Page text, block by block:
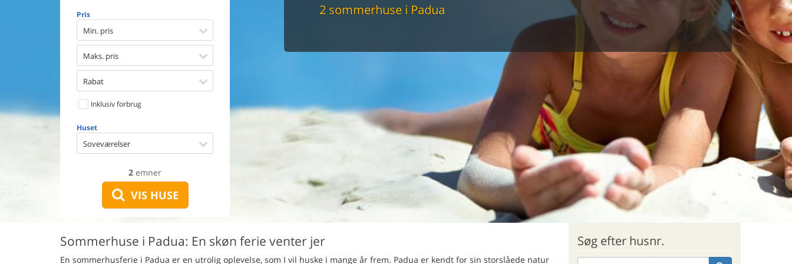
Pris
Min. pris
Maks. pris
Rabat
Inklusiv forbrug
Huset
Soveværelser
2 emner
VIS HUSE
Aircondition
Ladestander til elbil
2 sommerhuse i Padua
Sommerhuse i Padua: En skøn ferie venter jer
En sommerhusferie i Padua er en utrolig oplevelse, som I vil huske i mange år frem. Padua er kendt for sin storslåede natur
Søg efter husnr.